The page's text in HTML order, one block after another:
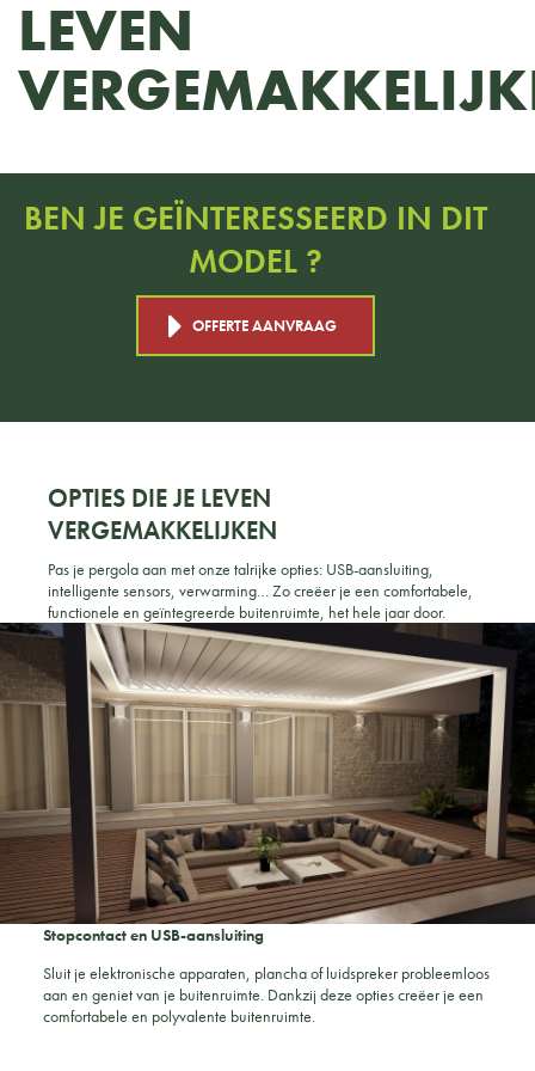
LEVEN
BEN JE GEÏNTERESSEERD IN DIT
MODEL ?
OFFERTE AANVRAAG
OPTIES DIE JE LEVEN
VERGEMAKKELIJKEN
Pas je pergola aan met onze talrijke opties: USB-aansluiting,
intelligente sensors, verwarming… Zo creëer je een comfortabele,
functionele en geïntegreerde buitenruimte, het hele jaar door.
Stopcontact en USB-aansluiting
Sluit je elektronische apparaten, plancha of luidspreker probleemloos
aan en geniet van je buitenruimte. Dankzij deze opties creëer je een
comfortabele en polyvalente buitenruimte.